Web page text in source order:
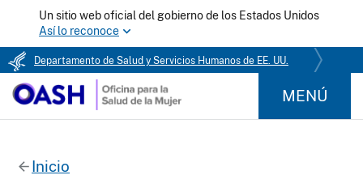
Un sitio web oficial del gobierno de los Estados Unidos
Así lo reconoce
Departamento de Salud y Servicios Humanos de EE. UU.
MENÚ
Inicio